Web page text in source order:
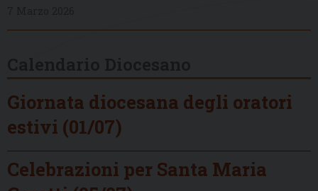
Giornata diocesana degli oratori
estivi (01/07)
Celebrazioni per Santa Maria